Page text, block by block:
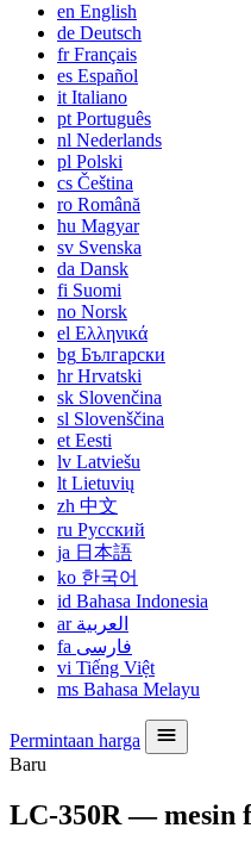
en English
de Deutsch
frFrançais
es Español
it Italiano
pt Português
nl Nederlands
pl Polski
cs Čeština
ro Română
hu Magyar
sv Svenska
da Dansk
fi Suomi
no Norsk
el Ελληνικά
bg Български
hrHrvatski
sk Slovenčina
sl Slovenščina
et Eesti
lv Latviešu
lt Lietuvių
zh 中文
ru Русский
ja 日本語
ko 한국어
id Bahasa Indonesia
ar العربية
fa فارسی
vi Tiếng Việt
ms Bahasa Melayu
Permintaan harga
Baru
LC-350R — mesin